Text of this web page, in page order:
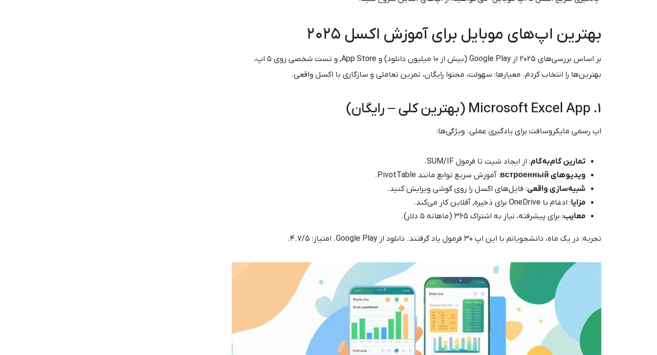
بهترین اپ‌های موبایل برای آموزش اکسل ۲۰۲۵
بر اساس بررسی‌های ۲۰۲۵ از Google Play (بیش از ۱۰ میلیون دانلود) و App Store, و تست شخصی روی ۵ اپ،
بهترین‌ها را انتخاب کردم. معیارها: سهولت، محتوا رایگان، تمرین تعاملی و سازگاری با اکسل واقعی.
1. Microsoft Excel App (بهترین کلی – رایگان)
اپ رسمی مایکروسافت برای یادگیری عملی. ویژگی‌ها:
تمارین گام‌به‌گام: از ایجاد شیت تا فرمول SUM/IF.
ویدیوهای встроенный
: آموزش سریع توابع مانند PivotTable.
شبیه‌سازی واقعی: فایل‌های اکسل را روی گوشی ویرایش کنید.
مزایا: ادغام با OneDrive برای ذخیره, آفلاین کار می‌کند.
معایب: برای پیشرفته، نیاز به اشتراک ۳۶۵ (ماهانه ۵ دلار).
تجربه: در یک ماه، دانشجویانم با این اپ ۳۰ فرمول یاد گرفتند. دانلود از Google Play. امتیاز: ۴.۷/۵.